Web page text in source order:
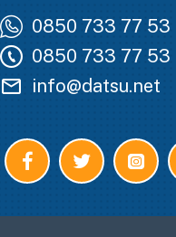
0850 733 77 53
0850 733 77 53
info@datsu.net